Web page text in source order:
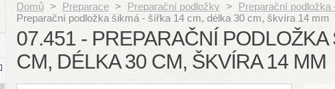
Domů > Preparace > Preparační podložky > Preparační podložka
Preparační podložka šikmá - šířka 14 cm, délka 30 cm, škvíra 14 mm
07.451 - PREPARAČNÍ PODLOŽKA
CM, DÉLKA 30 CM, ŠKVÍRA 14 MM